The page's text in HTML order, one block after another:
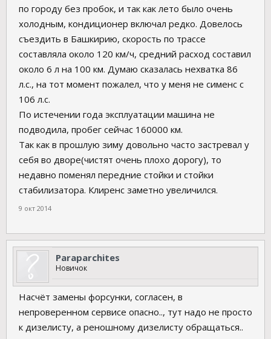
по городу без пробок, и так как лето было очень
холодным, кондиционер включал редко. Довелось
съездить в Башкирию, скорость по трассе
составляла около 120 км/ч, средний расход составил
около 6 л на 100 км. Думаю сказалась нехватка 86
л.с., на тот момент пожалел, что у меня не сименс с
106 л.с.
По истечении года эксплуатации машина не
подводила, пробег сейчас 160000 км.
Так как в прошлую зиму довольно часто застревал у
себя во дворе(чистят очень плохо дорогу), то
недавно поменял передние стойки и стойки
стабилизатора. Клиренс заметно увеличился.
9 окт 2014
Paraparchites
Новичок
Насчёт замены форсунки, согласен, в
непроверенном сервисе опасно.., тут надо не просто
к дизелисту, а реношному дизелисту обращаться..